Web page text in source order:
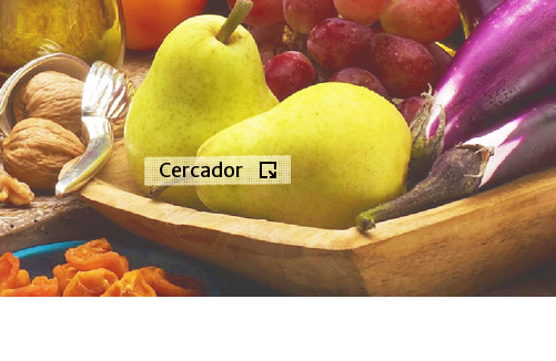
Cercador